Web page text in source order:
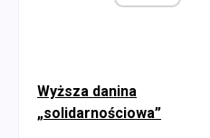
Wyższa danina
„solidarnościowa”